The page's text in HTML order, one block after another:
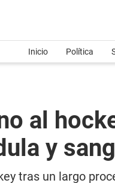
Inicio Política
al
y
tras un largo